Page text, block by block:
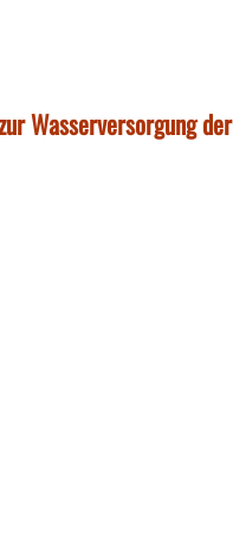
Wasserversorgung der